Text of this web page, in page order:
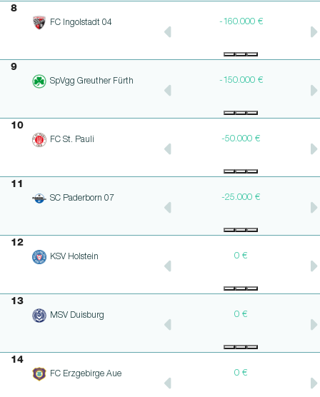
8
FC Ingolstadt 04
-160.000 € -160.000 €
9
SpVgg Greuther Fürth
-150.000 € -150.000 €
10
FC St. Pauli-50.000 € -50.000 €
11
SC Paderborn 07
-25.000 € -25.000 €
12
KSV Holstein 0 €
13
MSV Duisburg 0 €
14
FC Erzgebirge Aue
+250.000 € 0 €